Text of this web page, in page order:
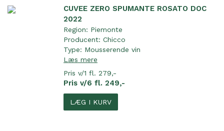
CUVEE ZERO SPUMANTE ROSATO DOC
2022
Region: Piemonte
Producent: Chicco
Type: Mousserende vin
Læs mere
Pris v/1 fl. 279,-
Pris v/6 fl. 249,-
LÆG I KURV